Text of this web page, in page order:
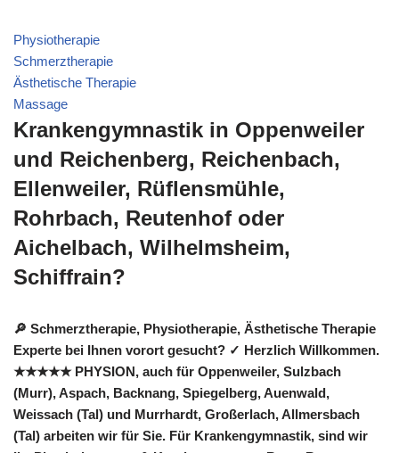
Physiotherapie
Schmerztherapie
Ästhetische Therapie
Massage
Krankengymnastik in Oppenweiler
und Reichenberg, Reichenbach,
Ellenweiler, Rüflensmühle,
Rohrbach, Reutenhof oder
Aichelbach, Wilhelmsheim,
Schiffrain?
🔎 Schmerztherapie, Physiotherapie, Ästhetische Therapie
Experte bei Ihnen vorort gesucht? ✓ Herzlich Willkommen.
★★★★★ PHYSION, auch für Oppenweiler, Sulzbach
(Murr), Aspach, Backnang, Spiegelberg, Auenwald,
Weissach (Tal) und Murrhardt, Großerlach, Allmersbach
(Tal) arbeiten wir für Sie. Für Krankengymnastik, sind wir